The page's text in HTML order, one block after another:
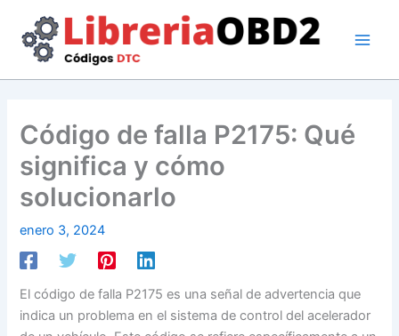
contenido
Código de falla P2175: Qué
significa y cómo
solucionarlo
enero 3, 2024
El código de falla P2175 es una señal de advertencia que
indica un problema en el sistema de control del acelerador